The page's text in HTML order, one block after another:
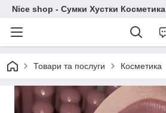
Nice shop - Сумки Хустки Косметика
Товари та послуги Косметика